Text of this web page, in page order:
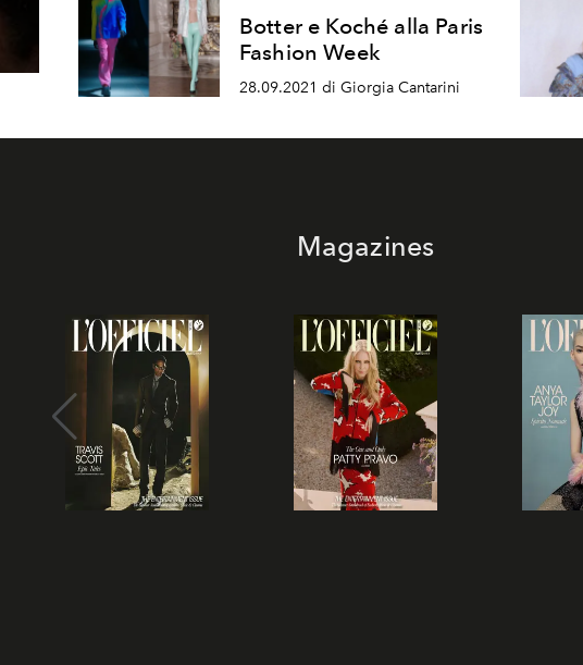
Botter e Koché alla Paris
Fashion Week
28.09.2021 di Giorgia Cantarini
Magazines